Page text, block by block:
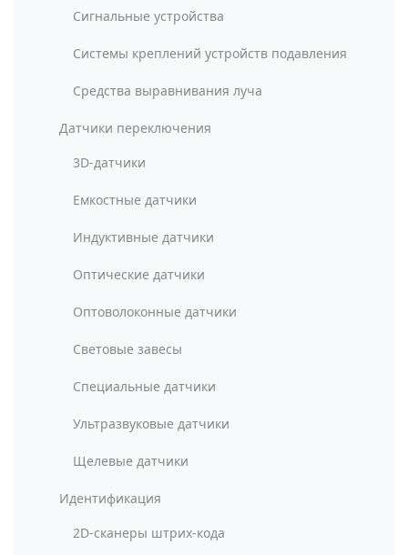
Сигнальные устройства
Системы креплений устройств подавления
Средства выравнивания луча
Датчики переключения
3D-датчики
Емкостные датчики
Индуктивные датчики
Оптические датчики
Оптоволоконные датчики
Световые завесы
Специальные датчики
Ультразвуковые датчики
Щелевые датчики
Идентификация
2D-сканеры штрих-кода